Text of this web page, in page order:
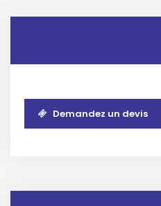
Demandez un devis